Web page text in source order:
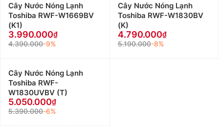
Cây Nước Nóng Lạnh
Toshiba RWF-W1669BV
(K1)
3.990.000
4.390.000-9%
Cây Nước Nóng Lạnh
Toshiba RWF-W1830BV
(K)
4.790.000
5.190.000-8%
Cây Nước Nóng Lạnh
Toshiba RWF-
W1830UVBV (T)
5.050.000
5.390.000-6%